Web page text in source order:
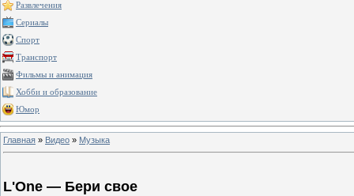
Развлечения
Сериалы
Спорт
Транспорт
Фильмы и анимация
Хобби и образование
Юмор
Главная » Видео » Музыка
L'One — Бери свое